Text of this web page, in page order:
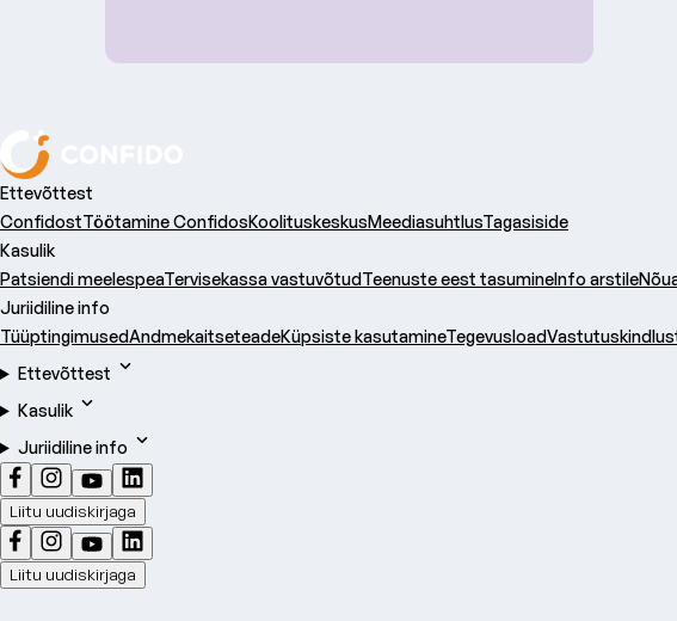
Ettevõttest
ConfidostTöötamine ConfidosKoolituskeskusMeediasuhtlusTagasiside
Kasulik
Patsiendi meelespeaTervisekassa vastuvõtudTeenuste eest tasumineInfo arstile
Juriidiline info
TüüptingimusedAndmekaitseteadeKüpsiste kasutamineTegevusload
Ettevõttest
Kasulik
Juriidiline info
Liitu uudiskirjaga
Liitu uudiskirjaga